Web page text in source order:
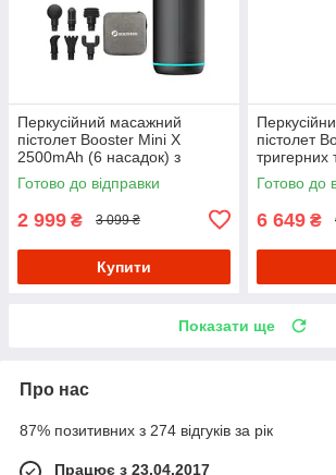
Перкусійний масажний
пістолет Booster Mini X
2500mAh (6 насадок) з
кейсом
Готово до відправки
2 999 ₴ 3 099 ₴
Купити
пістолет
тригерних
Готово до
6 649 ₴
Показати ще
Про нас
87% позитивних з 274 відгуків за рік
Працює з 23.04.2017